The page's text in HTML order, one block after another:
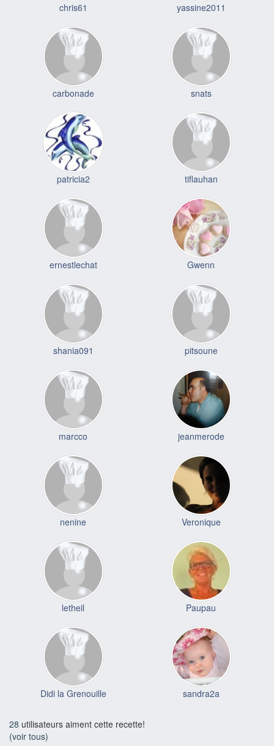
chris61 yassine2011
carbonade snats
patricia2 tiflauhan
ernestlechat Gwenn
shania091 pitsoune
marcco jeanmerode
nenine Veronique
letheil Paupau
Didi la Grenouille sandra2a
28 utilisateurs aiment cette recette!
(voir tous)